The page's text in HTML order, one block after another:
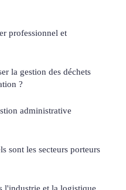
professionnel et
la gestion des déchets
?
administrative
sont les secteurs porteurs